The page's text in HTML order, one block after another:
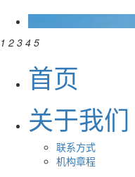
1 2 3 4 5
首页
关于我们
联系方式
机构章程